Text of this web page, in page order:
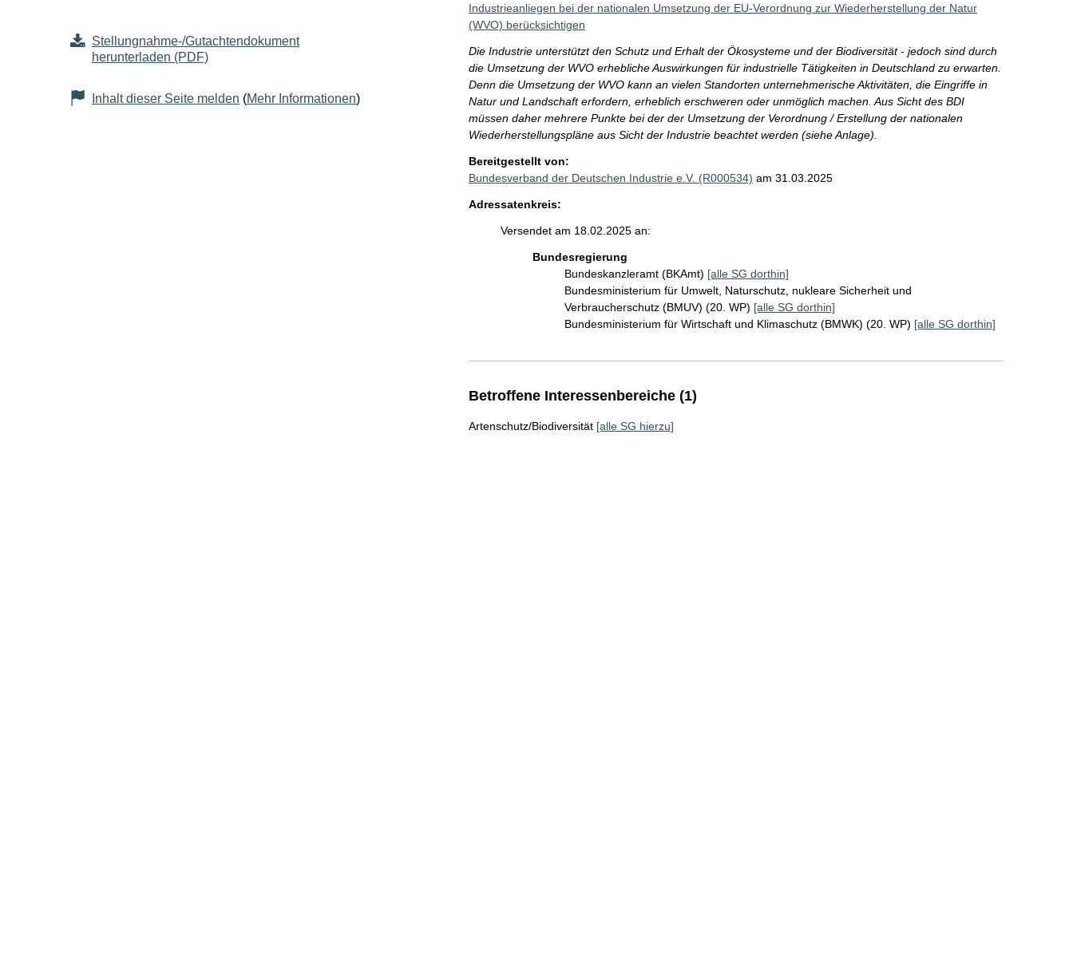
Seiteninhalt
Stellungnahme-/Gutachtendokument
herunterladen (PDF)
Inhalt dieser Seite melden (Mehr Informationen)
Industrieanliegen bei der nationalen Umsetzung der EU-Verordnung zur Wiederherstellung der Natur
(WVO) berücksichtigen
Die Industrie unterstützt den Schutz und Erhalt der Ökosysteme und der Biodiversität - jedoch sind durch
die Umsetzung der WVO erhebliche Auswirkungen für industrielle Tätigkeiten in Deutschland zu erwarten.
Denn die Umsetzung der WVO kann an vielen Standorten unternehmerische Aktivitäten, die Eingriffe in
Natur und Landschaft erfordern, erheblich erschweren oder unmöglich machen. Aus Sicht des BDI
müssen daher mehrere Punkte bei der der Umsetzung der Verordnung / Erstellung der nationalen
Wiederherstellungspläne aus Sicht der Industrie beachtet werden (siehe Anlage).
Bereitgestellt von:
Bundesverband der Deutschen Industrie e.V. (R000534) am 31.03.2025
Adressatenkreis:
Versendet am 18.02.2025 an:
Bundesregierung
Bundeskanzleramt (BKAmt) [alle SG dorthin]
Bundesministerium für Umwelt, Naturschutz, nukleare Sicherheit und
Verbraucherschutz (BMUV) (20. WP) [alle SG dorthin]
Bundesministerium für Wirtschaft und Klimaschutz (BMWK) (20. WP) [alle SG dorthin]
Betroffene Interessenbereiche (1)
Artenschutz/Biodiversität [alle SG hierzu]